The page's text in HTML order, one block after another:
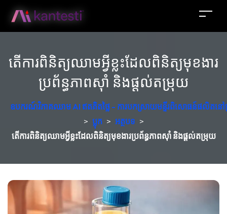
តើការពិនិត្យឈាមអ្វីខ្លះដែលពិនិត្យមុខងារ
ប្រព័ន្ធភាពស៊ាំ និងផ្តល់តម្រុយ
ឧបករណ៍វិភាគឈាម AI ឥតគិតថ្លៃ - ការបកស្រាយមន្ទីរពិសោធន៍ផលិតន
> ប្លុក > អត្ថបទ >
តើការពិនិត្យឈាមអ្វីខ្លះដែលពិនិត្យមុខងារប្រព័ន្ធភាពស៊ាំ និងផ្តល់តម្រុយ